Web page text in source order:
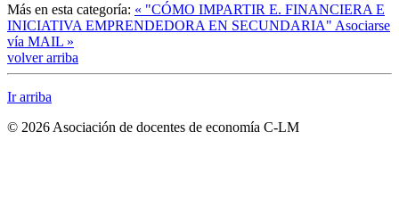
Más en esta categoría: « "CÓMO IMPARTIR E. FINANCIERA E
INICIATIVA EMPRENDEDORA EN SECUNDARIA" Asociarse
vía MAIL »
volver arriba
Ir arriba
© 2026 Asociación de docentes de economía C-LM